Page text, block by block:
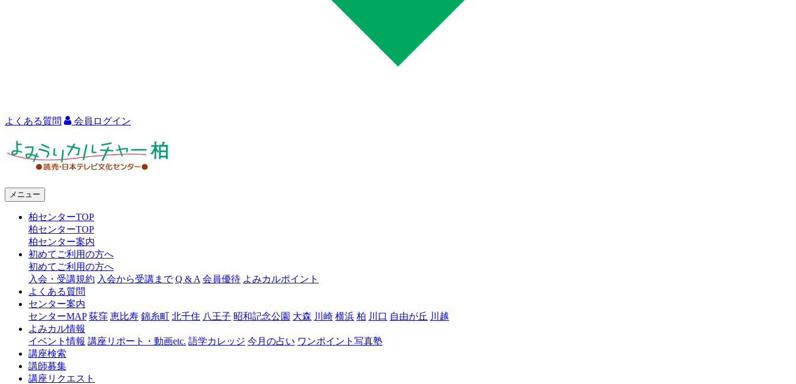
よくある質問 会員ログイン
ャ
柏
メニュー
柏センターTOP
柏センターTOP
柏センター案内
初めてご利用の方へ
初めてご利用の方へ
入会・受講規約 入会から受講まで Q & A 会員優待 よみカルポイント
よくある質問
センター案内
センターMAP 荻窪 恵比寿 錦糸町 北千住 八王子 昭和記念公園 大森 川崎 横浜 柏 川口 自由が丘 川越
よみカル情報
イベント情報 講座リポート・動画etc. 語学カレッジ 今月の占い ワンポイント写真塾
講座検索
講師募集
講座リクエスト